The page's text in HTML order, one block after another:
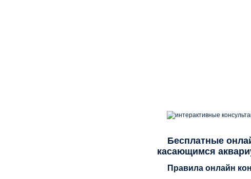
интерактивные
Бесплатные
касающимся
Правила онлайн